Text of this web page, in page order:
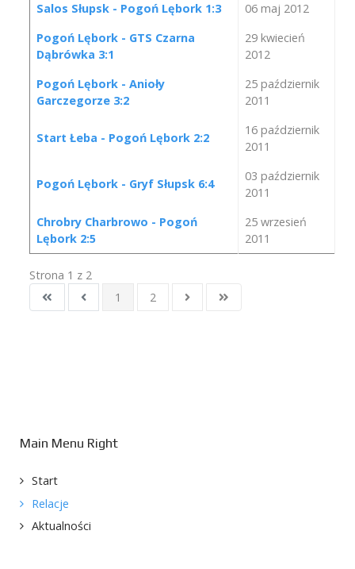
Salos Słupsk - Pogoń Lębork 1:3
06 maj 2012
Pogoń Lębork - GTS Czarna
Dąbrówka 3:1
29 kwiecień
2012
Pogoń Lębork - Anioły
Garczegorze 3:2
25 październik
2011
Start Łeba - Pogoń Lębork 2:2
16 październik
2011
Pogoń Lębork - Gryf Słupsk 6:4
03 październik
2011
Chrobry Charbrowo - Pogoń
Lębork 2:5
25 wrzesień
2011
Strona 1 z 2
1
2
Main Menu Right
Start
Relacje
Aktualności